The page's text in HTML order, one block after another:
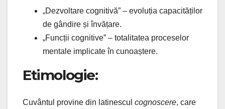
„Dezvoltare cognitivă” – evoluția capacităților
de gândire și învățare.
„Funcții cognitive” – totalitatea proceselor
mentale implicate în cunoaștere.
Etimologie:
Cuvântul provine din latinescul cognoscere, care